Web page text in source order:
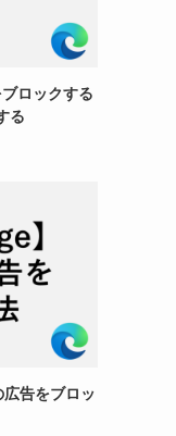
ロックする
る
告をブロッ